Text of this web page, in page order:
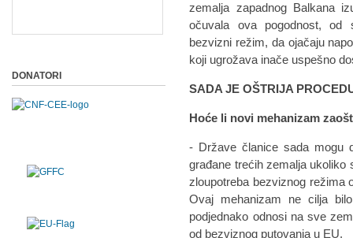
zemalja zapadnog Balkana
očuvala ova pogodnost, od
bezvizni režim, da ojačaju
koji ugrožava inače uspešno
SADA JE OŠTRIJA
Hoće li novi mehanizam
- Države članice sada mogu
građane trećih zemalja
zloupotreba bezviznog režima
Ovaj mehanizam ne cilja
podjednako odnosi na sve
od bezviznog putovanja u EU.
DONATORI